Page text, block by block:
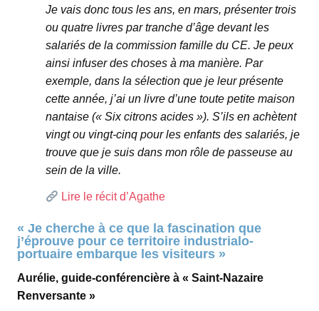
Je vais donc tous les ans, en mars, présenter trois
ou quatre livres par tranche d’âge devant les
salariés de la commission famille du CE. Je peux
ainsi infuser des choses à ma manière. Par
exemple, dans la sélection que je leur présente
cette année, j’ai un livre d’une toute petite maison
nantaise (« Six citrons acides »). S’ils en achètent
vingt ou vingt-cinq pour les enfants des salariés, je
trouve que je suis dans mon rôle de passeuse au
sein de la ville.
Lire le récit d’Agathe
« Je cherche à ce que la fascination que
j’éprouve pour ce territoire industrialo-
portuaire embarque les visiteurs »
Aurélie, guide-conférencière à « Saint-Nazaire
Renversante »